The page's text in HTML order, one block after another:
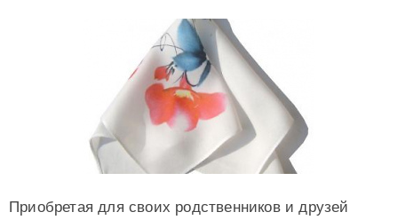
Приобретая для своих родственников и друзей